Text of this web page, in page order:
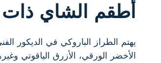
أطقم الشاي ذات
يهتم الطراز الباروكي في الديكور
الأخضر الورقي، الأزرق الياقوتي